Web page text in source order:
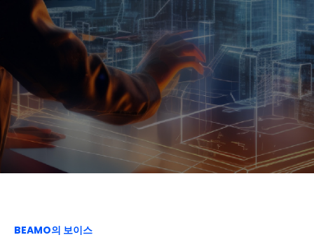
BEAMO의 보이스